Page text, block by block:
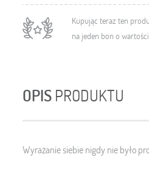
Kupując teraz ten
na jeden bon o wartości
OPIS PRODUKTU
Wyrażanie siebie nigdy nie było